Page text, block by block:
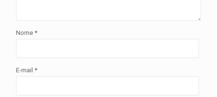
Nome *
E-mail *